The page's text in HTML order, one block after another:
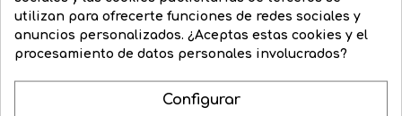
Aplique de exterior con...
Precio
117,37 € Precio
76,35 €

Precio
regular
88,78 € Precio
71,03 €
COMPRAR  
utilizan para ofrecerte funciones de redes sociales y
anuncios personalizados. ¿Aceptas estas cookies y el
procesamiento de datos personales involucrados?
Configurar